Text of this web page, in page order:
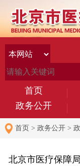
首页
政务公开
首页 > 政务公开 >
北京市医疗保障